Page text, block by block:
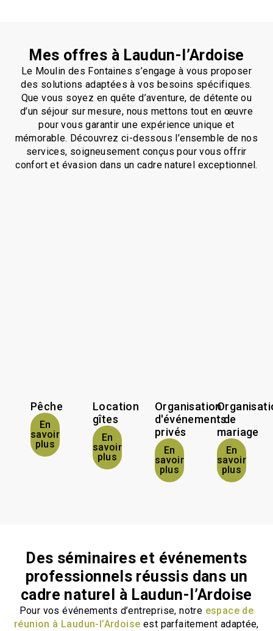
Mes offres à Laudun-l’Ardoise
Le Moulin des Fontaines s’engage à vous proposer
des solutions adaptées à vos besoins spécifiques.
Que vous soyez en quête d’aventure, de détente ou
d’un séjour sur mesure, nous mettons tout en œuvre
pour vous garantir une expérience unique et
mémorable. Découvrez ci-dessous l’ensemble de nos
services, soigneusement conçus pour vous offrir
confort et évasion dans un cadre naturel exceptionnel.
Pêche
En
savoir
plus
Location
gîtes
En
savoir
plus
Organisation
d'événements
privés
En
savoir
plus
de
mariage
En
savoir
plus
Des séminaires et événements
professionnels réussis dans un
cadre naturel à Laudun-l’Ardoise
Pour vos événements d’entreprise, notre espace de
réunion à Laudun-l’Ardoise est parfaitement adaptée,